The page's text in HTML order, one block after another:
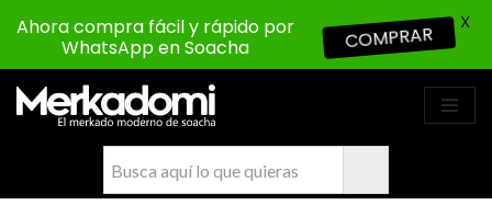
Saltar
Ahora compra fácil y rápido por
WhatsApp en Soacha
COMPRAR
X